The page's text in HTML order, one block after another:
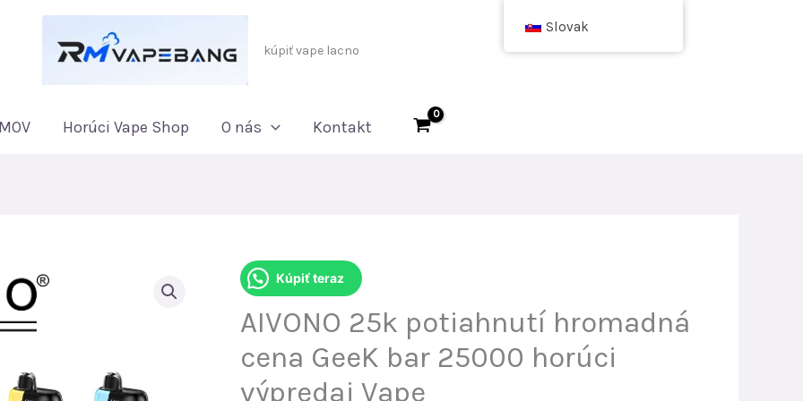
kúpiť vape lacno
Horúci Vape Shop O nás Kontakt
Kúpiť teraz
AIVONO 25k potiahnutí hromadná
cena GeeK bar 25000 horúci
výpredaj Vape
Slovak